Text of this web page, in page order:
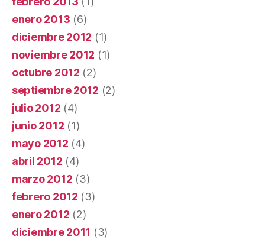
enero 2013 (6)
diciembre 2012 (1)
noviembre 2012 (1)
octubre 2012 (2)
septiembre 2012 (2)
julio 2012 (4)
junio 2012 (1)
mayo 2012 (4)
abril 2012 (4)
marzo 2012 (3)
febrero 2012 (3)
enero 2012 (2)
diciembre 2011 (3)